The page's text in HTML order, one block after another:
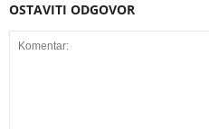
OSTAVITI ODGOVOR